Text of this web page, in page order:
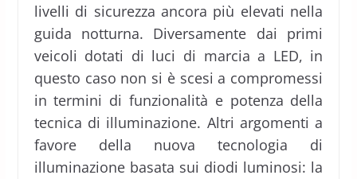
livelli di sicurezza ancora più elevati nella
guida notturna. Diversamente dai primi
veicoli dotati di luci di marcia a LED, in
questo caso non si è scesi a compromessi
in termini di funzionalità e potenza della
tecnica di illuminazione. Altri argomenti a
favore della nuova tecnologia di
illuminazione basata sui diodi luminosi: la